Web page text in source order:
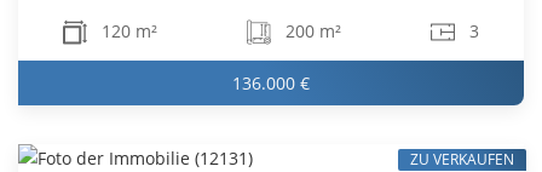
120 m² 200 m² 3
136.000 €
ZU VERKAUFEN